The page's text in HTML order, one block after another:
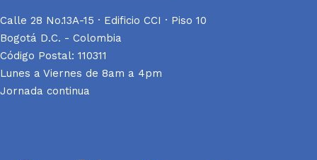
Calle 28 No.13A-15 · Edificio CCI · Piso 10
Bogotá D.C. - Colombia
Código Postal: 110311
Lunes a Viernes de 8am a 4pm
Jornada continua